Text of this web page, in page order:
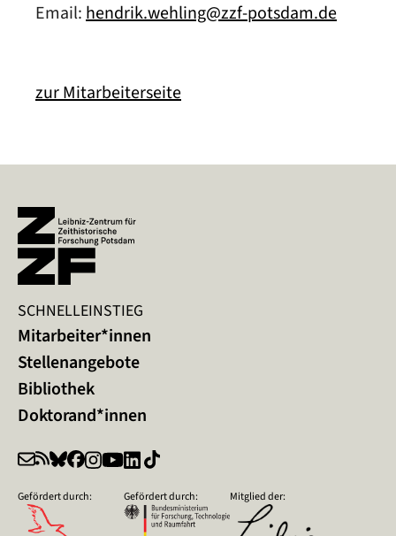
Email: hendrik.wehling@zzf-potsdam.de
zur Mitarbeiterseite
SCHNELLEINSTIEG
Mitarbeiter*innen
Stellenangebote
Bibliothek
Doktorand*innen
Gefördert durch: Gefördert durch: Mitglied der: